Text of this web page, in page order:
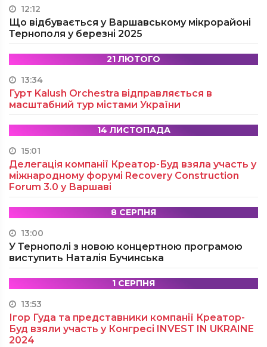
12:12
Що відбувається у Варшавському мікрорайоні
Тернополя у березні 2025
21 ЛЮТОГО
13:34
Гурт Kalush Orchestra відправляється в
масштабний тур містами України
14 ЛИСТОПАДА
15:01
Делегація компанії Креатор-Буд взяла участь у
міжнародному форумі Recovery Construction
Forum 3.0 у Варшаві
8 СЕРПНЯ
13:00
У Тернополі з новою концертною програмою
виступить Наталія Бучинська
1 СЕРПНЯ
13:53
Ігор Гуда та представники компанії Креатор-
Буд взяли участь у Конгресі INVEST IN UKRAINE
2024